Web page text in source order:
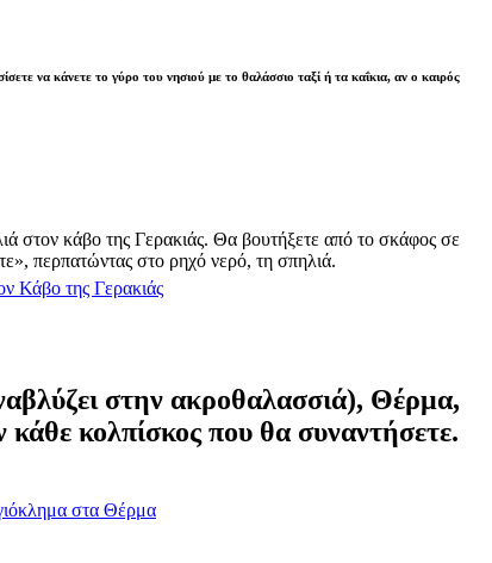
να κάνετε το γύρο του νησιού με το θαλάσσιο ταξί ή τα καΐκια, αν ο καιρός
στον κάβο της Γερακιάς. Θα βουτήξετε από το σκάφος σε
περπατώντας στο ρηχό νερό, τη σπηλιά.
στην ακροθαλασσιά), Θέρμα,
κάθε κολπίσκος που θα συναντήσετε.